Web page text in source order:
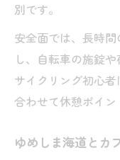
別です。
安全面では、長時
し、自転車の施錠
サイクリング初心
合わせて休憩ポイン
ゆめしま海道とカ